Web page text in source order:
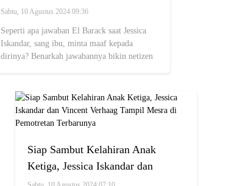
Reaksi El Barack Bikin Terharu
Sabtu, 10 Agustus 2024 09:36
Seperti apa jawaban El Barack saat Jessica
Iskandar, sang ibu, minta maaf kepada
dirinya? Benarkah jawabannya bikin netizen
Siap Sambut Kelahiran Anak
Ketiga, Jessica Iskandar dan
Vincent Verhaag Tampil Mesra di